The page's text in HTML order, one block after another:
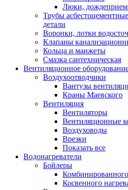
Люки,
Трубы
детали
Воронки, лотки
Клапаны
Кольца и манжеты
Смазка сантехническая
Вентиляционное
Воздухоотводчики
Вантузы
Краны Маевского
Вентиляция
Вентиляторы
Вентиляционные
Воздуховоды
Врезки
Показать все
Водонагреватели
Бойлеры
Комбинированного
Косвенного